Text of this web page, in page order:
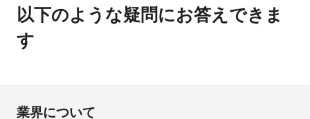
以下のような疑問にお答えできま
す
業界について